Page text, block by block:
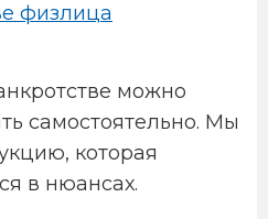
физлица
можно
самостоятельно. Мы
которая
в нюансах.